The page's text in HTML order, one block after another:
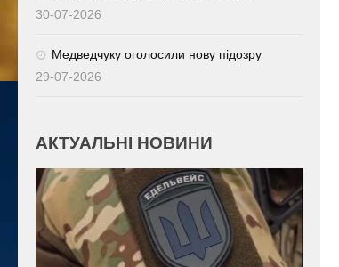
30-07-2026
Медведчуку оголосили нову підозру
29-07-2026
АКТУАЛЬНІ НОВИНИ